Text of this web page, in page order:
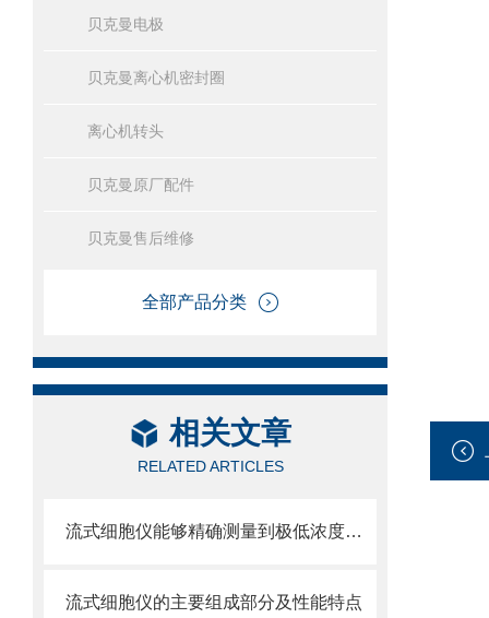
贝克曼电极
贝克曼离心机密封圈
离心机转头
贝克曼原厂配件
贝克曼售后维修
全部产品分类
相关文章
RELATED ARTICLES
流式细胞仪能够精确测量到极低浓度的标记物
流式细胞仪的主要组成部分及性能特点